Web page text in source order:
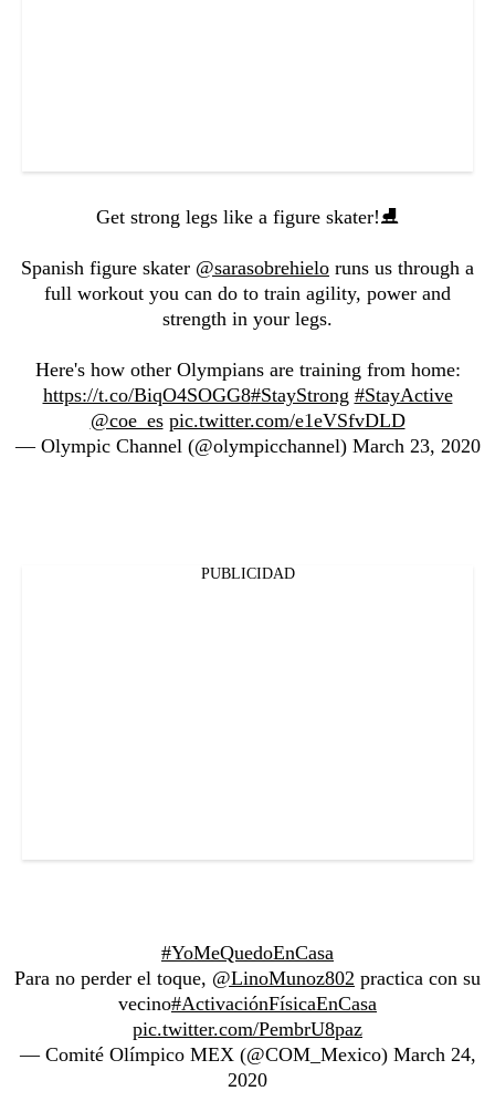
Get strong legs like a figure skater!⛸
Spanish figure skater @sarasobrehielo runs us through a
full workout you can do to train agility, power and
strength in your legs.
Here's how other Olympians are training from home:
https://t.co/BiqO4SOGG8#StayStrong #StayActive
@coe_es pic.twitter.com/e1eVSfvDLD
— Olympic Channel (@olympicchannel) March 23, 2020
PUBLICIDAD
#YoMeQuedoEnCasa
Para no perder el toque, @LinoMunoz802 practica con su
vecino#ActivaciónFísicaEnCasa
pic.twitter.com/PembrU8paz
— Comité Olímpico MEX (@COM_Mexico) March 24,
2020